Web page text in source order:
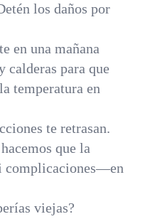
los daños por
en una mañana
calderas para que
temperatura en
te retrasan.
que la
complicaciones—en
viejas?